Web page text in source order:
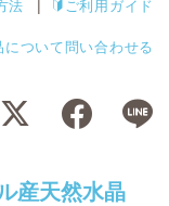
法 ご利用ガイド
について問い合わせる
産天然水晶